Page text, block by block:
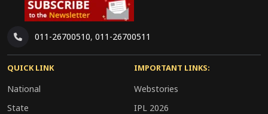
011-26700510, 011-26700511
QUICK LINK
National
State
IMPORTANT LINKS:
Webstories
IPL 2026